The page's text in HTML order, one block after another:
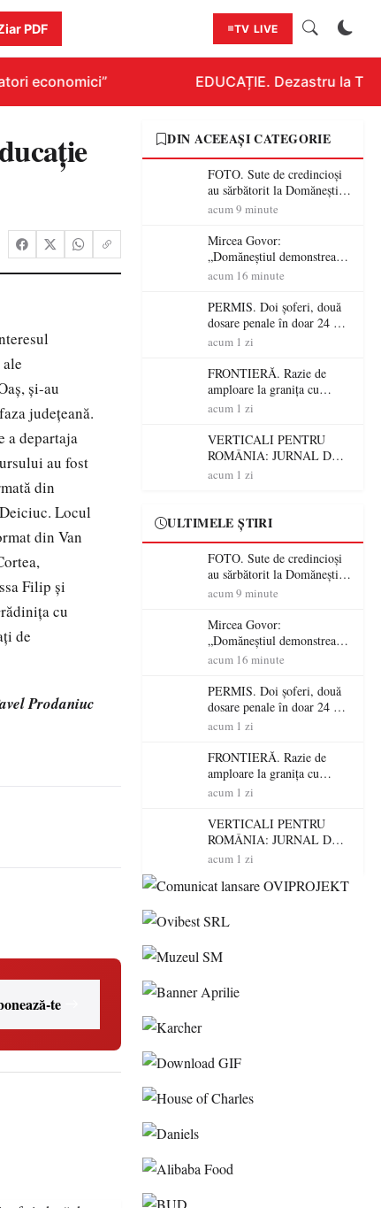
PDF TV LIVE
economici” EDUCAȚIE. Dezastru la
şi-au
judeţeană.
a departaja
au fost
din
Locul
din Van
Filip şi
cu
de
Prodaniuc
te
DIN ACEEAȘI CATEGORIE
FOTO. Sute de credincioși
au sărbătorit la Domănești
125 de ani de la construirea
acum 9 minute
Mircea Govor:
„Domăneștiul demonstrează
că tradiția, credința și
comunități puternice”
acum 16 minute
PERMIS. Doi șoferi, două
dosare penale în doar 24 de
ore la Petea! Unul avea
nu a avut niciodată permis
acum 1 zi
FRONTIERĂ. Razie de
amploare la granița cu
Ungaria! 800 de persoane și
verificate
acum 1 zi
VERTICALI PENTRU
ROMÂNIA: JURNAL DE
CĂLĂTORIE FIJET
acum 1 zi
ULTIMELE ȘTIRI
FOTO. Sute de credincioși
au sărbătorit la Domănești
125 de ani de la construirea
acum 9 minute
Mircea Govor:
„Domăneștiul demonstrează
că tradiția, credința și
comunități puternice”
acum 16 minute
PERMIS. Doi șoferi, două
dosare penale în doar 24 de
ore la Petea! Unul avea
nu a avut niciodată permis
acum 1 zi
FRONTIERĂ. Razie de
amploare la granița cu
Ungaria! 800 de persoane și
verificate
acum 1 zi
VERTICALI PENTRU
ROMÂNIA: JURNAL DE
CĂLĂTORIE FIJET
acum 1 zi